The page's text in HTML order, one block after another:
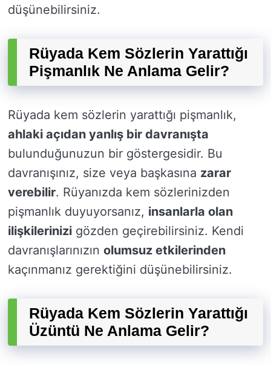
düşünebilirsiniz.
Rüyada Kem Sözlerin Yarattığı
Pişmanlık Ne Anlama Gelir?
Rüyada kem sözlerin yarattığı pişmanlık,
ahlaki açıdan yanlış bir davranışta
bulunduğunuzun bir göstergesidir. Bu
davranışınız, size veya başkasına zarar
verebilir. Rüyanızda kem sözlerinizden
pişmanlık duyuyorsanız, insanlarla olan
ilişkilerinizi gözden geçirebilirsiniz. Kendi
davranışlarınızın olumsuz etkilerinden
kaçınmanız gerektiğini düşünebilirsiniz.
Rüyada Kem Sözlerin Yarattığı
Üzüntü Ne Anlama Gelir?